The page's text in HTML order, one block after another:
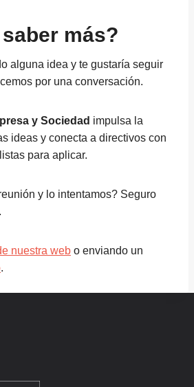
más?
alguna idea y te gustaría seguir
por una conversación.
y Sociedad impulsa la
ideas y conecta a directivos con
para aplicar.
y lo intentamos? Seguro
nuestra web o enviando un
.